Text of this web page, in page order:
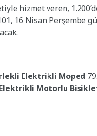
hizmet veren,
16 Nisan Perşembe
Elektrikli Moped
Elektrikli Motorlu